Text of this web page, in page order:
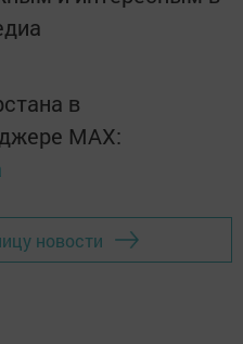
в
MАХ:
новости